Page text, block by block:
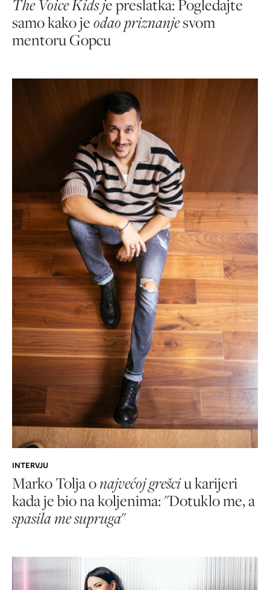
The Voice Kids je preslatka: Pogledajte
samo kako jeodao priznanjesvom
mentoru Gopcu
INTERVJU
Marko Tolja onajvećoj grešciu karijeri
kada je bio na koljenima: "Dotuklo me, a
spasila me supruga"